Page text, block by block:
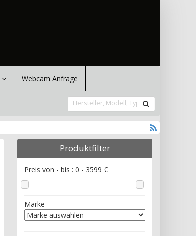
Webcam Anfrage
Produktfilter
Preis von - bis : 0 - 3599 €
Marke